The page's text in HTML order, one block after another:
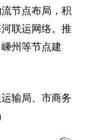
节点布局，积
联运网络。推
州等节点建
输局、市商务